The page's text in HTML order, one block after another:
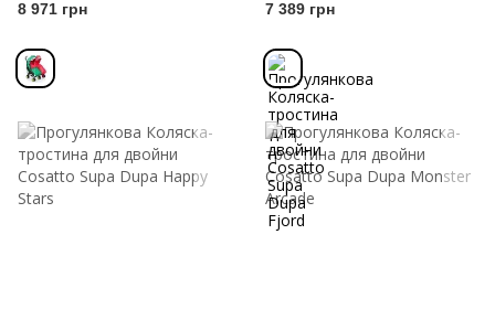
8 971 грн 7 389 грн